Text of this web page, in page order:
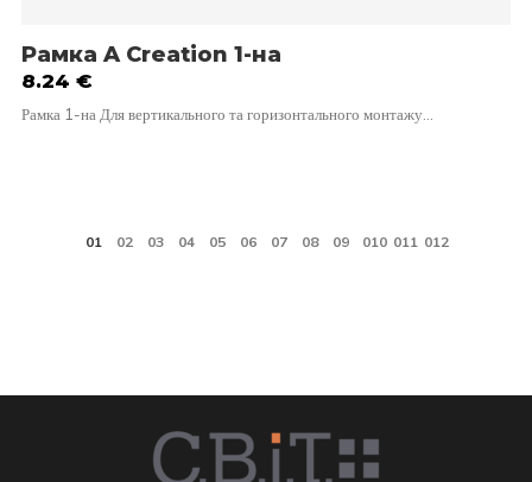
Рамка A Creation 1-на
8.24 €
Рамка 1-на Для вертикального та горизонтального монтажу…